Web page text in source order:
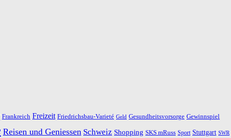
Frankreich Freizeit Friedrichsbau-Varieté Geld Gesundheitsvorsorge Gewinnspiel
Reisen und Geniessen Schweiz Shopping SKS mRuss Sport Stuttgart SWR